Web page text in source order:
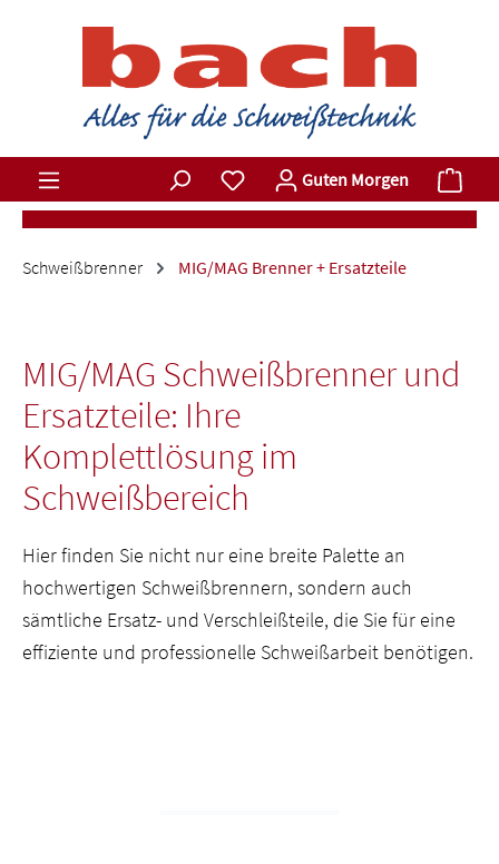
Zum Hauptinhalt springen
Du hast 0 Produkte auf dem
Guten Morgen
Schweißbrenner MIG/MAG Brenner + Ersatzteile
MIG/MAG Schweißbrenner und
Ersatzteile: Ihre
Komplettlösung im
Schweißbereich
Hier finden Sie nicht nur eine breite Palette an
hochwertigen Schweißbrennern, sondern auch
sämtliche Ersatz- und Verschleißteile, die Sie für eine
effiziente und professionelle Schweißarbeit benötigen.